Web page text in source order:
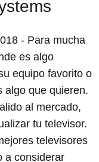
- Para mucha
es algo
equipo favorito o
algo que quieren.
al mercado,
tu televisor.
televisores
a considerar